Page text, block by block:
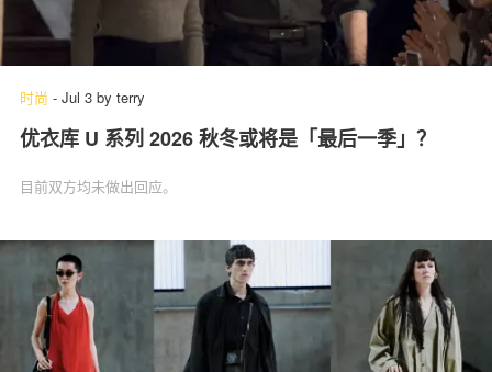
时尚 - Jul 3 by terry
优衣库 U 系列 2026 秋冬或将是「最后一季」？
目前双方均未做出回应。